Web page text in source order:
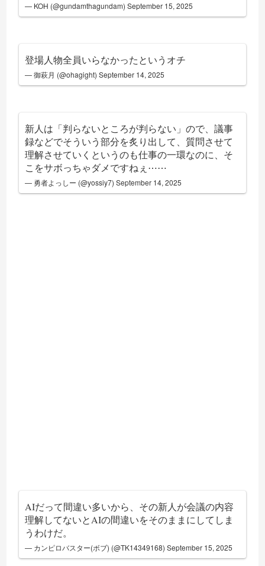
— KOH (@gundamthagundam)September 15, 2025
登場人物全員いらなかったというオチ
— 御萩月 (@ohagight)September 14, 2025
新人は「判らないところが判らない」ので、議事
録などでそういう部分を炙り出して、質問させて
理解させていくというのも仕事の一環なのに、そ
こをサボっちゃダメですねぇ⋯⋯
— 勇者よっしー (@yossiy7)September 14, 2025
AIだって間違い多いから、その新人が会議の内容
理解してないとAIの間違いをそのままにしてしま
うわけだ。
— カンピロバスター(ボブ) (@TK14349168)September 15, 2025